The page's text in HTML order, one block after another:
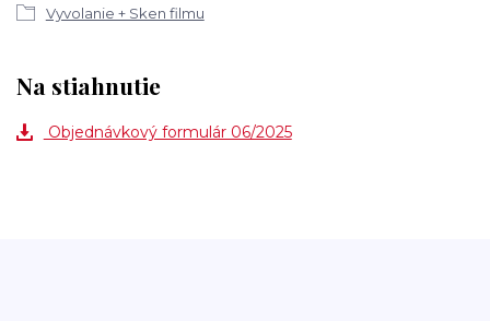
Vyvolanie + Sken filmu
Na stiahnutie
Objednávkový formulár 06/2025